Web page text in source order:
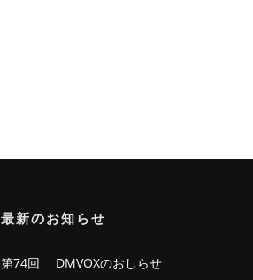
最新のお知らせ
第74回 DMVOXのおしらせ